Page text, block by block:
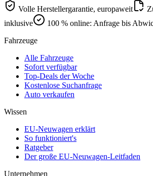
Volle Herstellergarantie, europaweit
inklusive
100 % online: Anfrage bis
Fahrzeuge
Alle Fahrzeuge
Sofort verfügbar
Top-Deals der Woche
Kostenlose Suchanfrage
Auto verkaufen
Wissen
EU-Neuwagen erklärt
So funktioniert's
Ratgeber
Der große EU-Neuwagen-Leitfaden
Unternehmen